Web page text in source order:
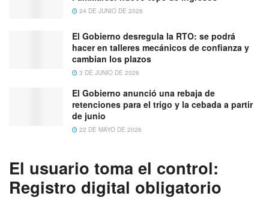
24 DE JUNIO DE 2026
El Gobierno desregula la RTO: se podrá
hacer en talleres mecánicos de confianza y
cambian los plazos
3 DE JUNIO DE 2026
El Gobierno anunció una rebaja de
retenciones para el trigo y la cebada a partir
de junio
22 DE MAYO DE 2026
El usuario toma el control:
Registro digital obligatorio